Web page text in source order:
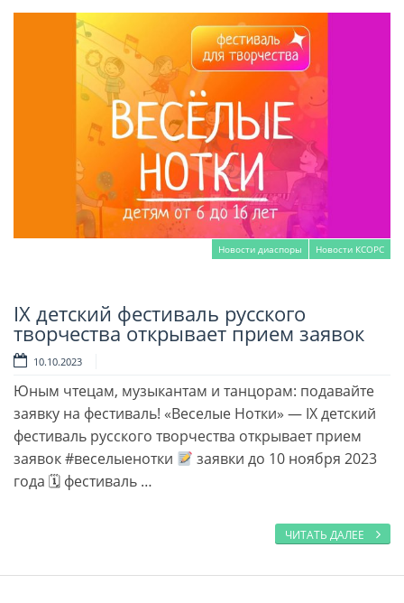
Новости диаспоры Новости КСОРС
Читать далее
IX детский фестиваль русского
творчества открывает прием заявок
10.10.2023
Юным чтецам, музыкантам и танцорам: подавайте
заявку на фестиваль! «Веселые Нотки» — IX детский
фестиваль русского творчества открывает прием
заявок #веселыенотки
заявки до 10 ноября 2023
года 🗓 фестиваль …
ЧИТАТЬ ДАЛЕЕ